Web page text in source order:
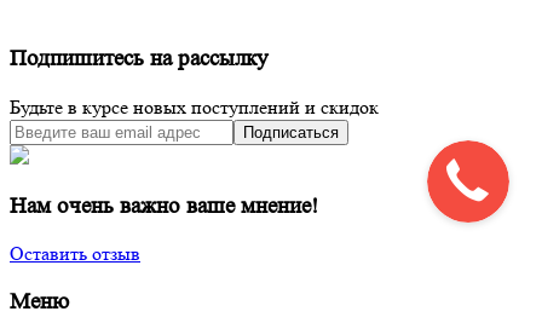
Подпишитесь на рассылку
Будьте в курсе новых поступлений и скидок
Подписаться
Нам очень важно ваше мнение!
Оставить отзыв
Меню